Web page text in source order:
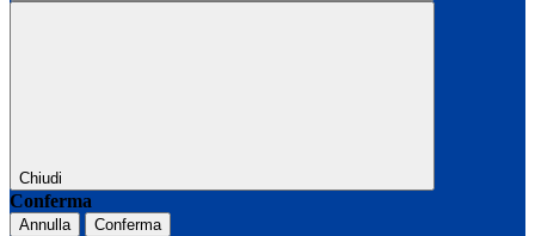
Chiudi
Conferma
Annulla Conferma